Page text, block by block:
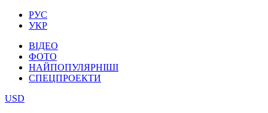
РУС
УКР
ВІДЕО
ФОТО
НАЙПОПУЛЯРНІШІ
СПЕЦПРОЕКТИ
USD